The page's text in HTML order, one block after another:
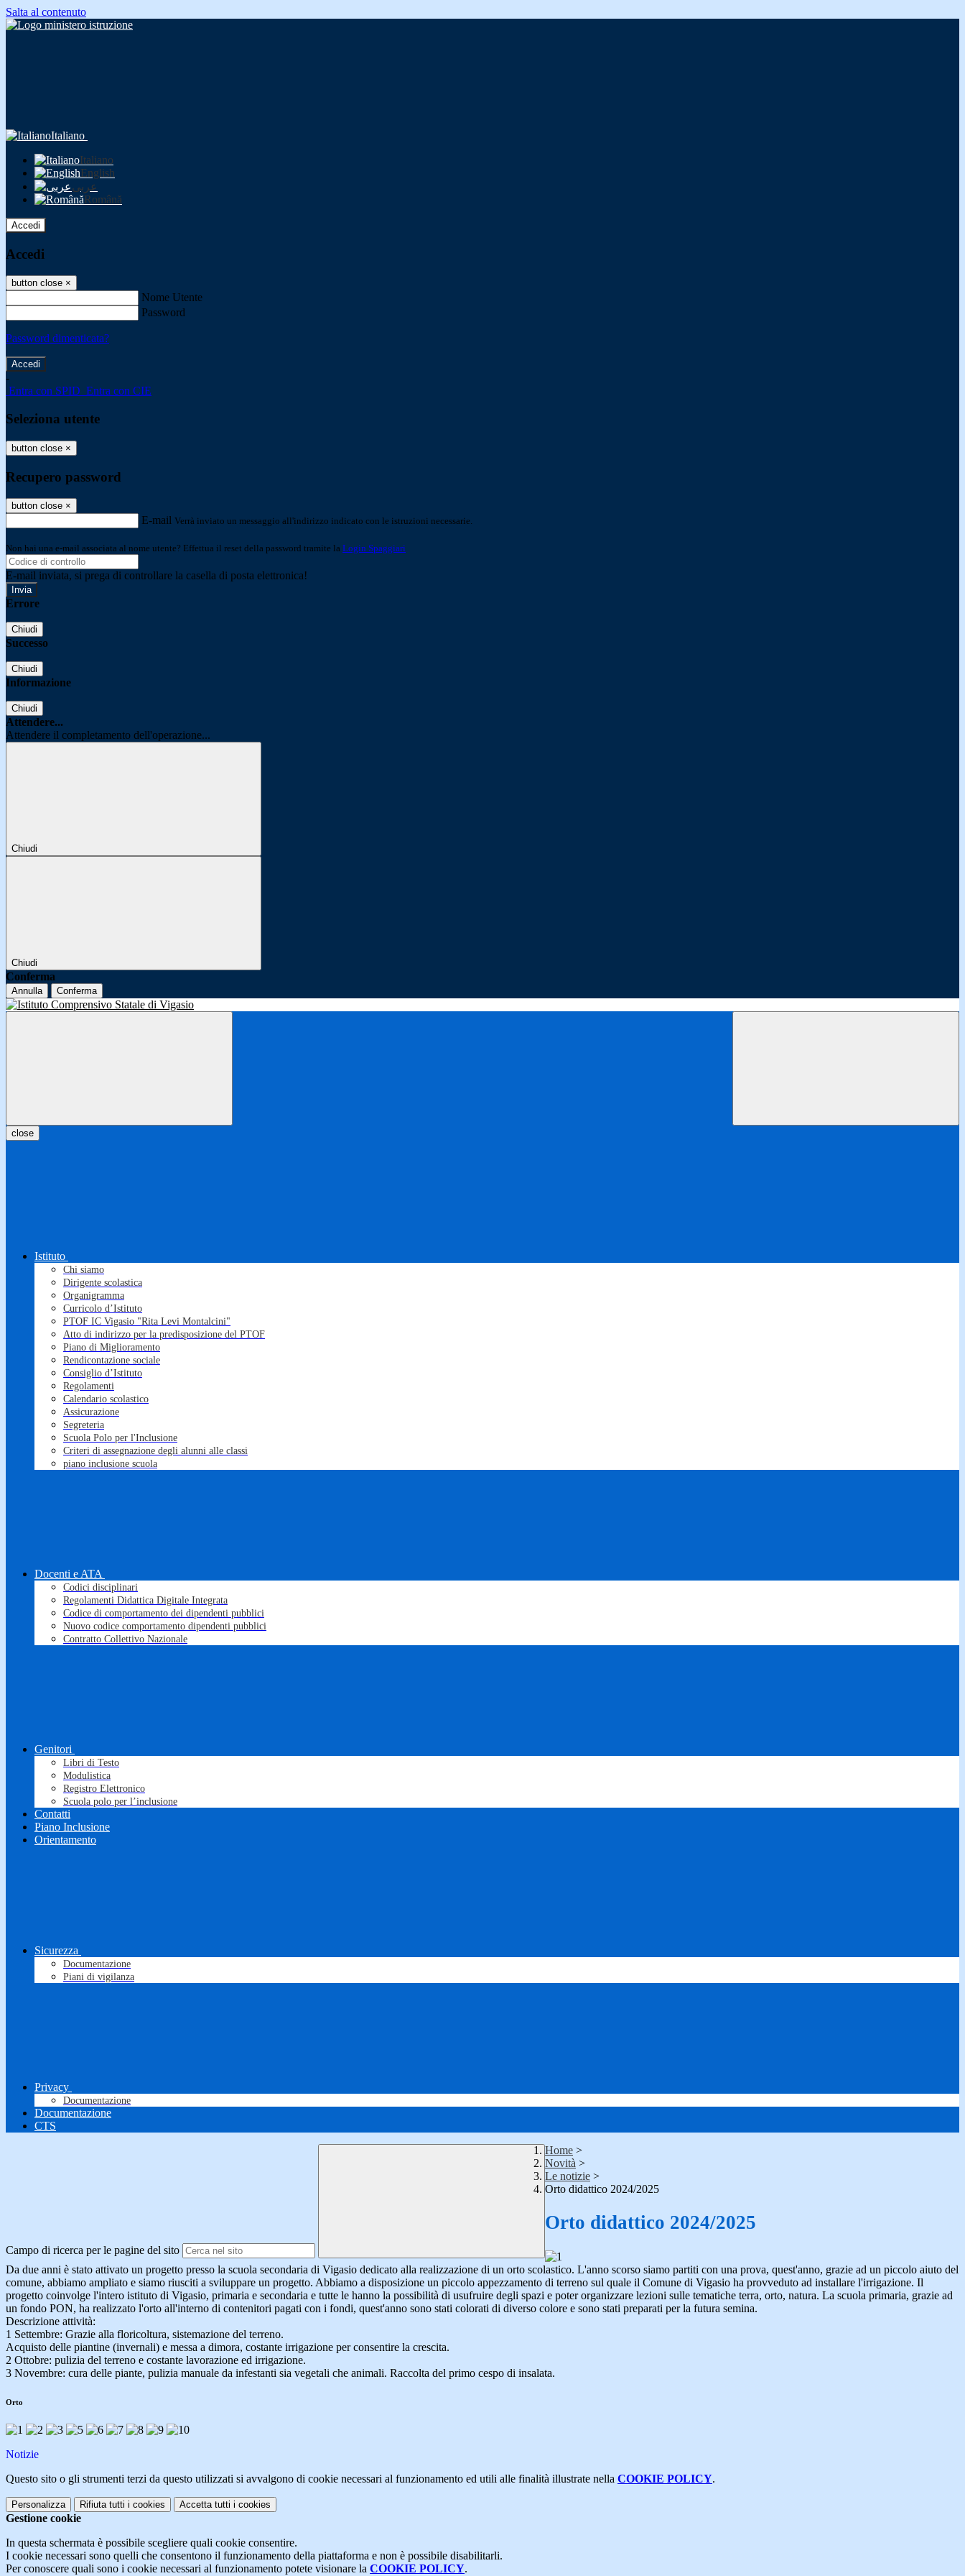
Salta al contenuto
Italiano
Italiano
English
عربى
Română
Accedi
Accedi
button close ×
Nome Utente
Password
Password dimenticata?
-
Entra con SPID Entra con CIE
Seleziona utente
button close ×
Recupero password
button close ×
E-mail Verrà inviato un messaggio all'indirizzo indicato con le istruzioni necessarie.
Non hai una e-mail associata al nome utente? Effettua il reset della password tramite la Login Spaggiari
E-mail inviata, si prega di controllare la casella di posta elettronica!
Errore
Chiudi
Successo
Chiudi
Informazione
Chiudi
Attendere...
Attendere il completamento dell'operazione...
Chiudi
Chiudi
Conferma
Annulla Conferma
close
Istituto
Chi siamo
Dirigente scolastica
Organigramma
Curricolo d’Istituto
PTOF IC Vigasio "Rita Levi Montalcini"
Atto di indirizzo per la predisposizione del PTOF
Piano di Miglioramento
Rendicontazione sociale
Consiglio d’Istituto
Regolamenti
Calendario scolastico
Assicurazione
Segreteria
Scuola Polo per l'Inclusione
Criteri di assegnazione degli alunni alle classi
piano inclusione scuola
Docenti e ATA
Codici disciplinari
Regolamenti Didattica Digitale Integrata
Codice di comportamento dei dipendenti pubblici
Nuovo codice comportamento dipendenti pubblici
Contratto Collettivo Nazionale
Genitori
Libri di Testo
Modulistica
Registro Elettronico
Scuola polo per l’inclusione
Contatti
Piano Inclusione
Orientamento
Sicurezza
Documentazione
Piani di vigilanza
Privacy
Documentazione
Documentazione
CTS
Campo di ricerca per le pagine del sito
Home >
Novità >
Le notizie >
Orto didattico 2024/2025
Orto didattico 2024/2025
Da due anni è stato attivato un progetto presso la scuola secondaria di Vigasio dedicato alla realizzazione di un orto scolastico. L'anno scorso siamo partiti con una prova, quest'anno, grazie ad un piccolo aiuto del
comune, abbiamo ampliato e siamo riusciti a sviluppare un progetto. Abbiamo a disposizione un piccolo appezzamento di terreno sul quale il Comune di Vigasio ha provveduto ad installare l'irrigazione. Il
progetto coinvolge l'intero istituto di Vigasio, primaria e secondaria e tutte le hanno la possibilità di usufruire degli spazi e poter organizzare lezioni sulle tematiche terra, orto, natura. La scuola primaria, grazie ad
un fondo PON, ha realizzato l'orto all'interno di contenitori pagati con i fondi, quest'anno sono stati colorati di diverso colore e sono stati preparati per la futura semina.
Descrizione attività:
1 Settembre: Grazie alla floricoltura, sistemazione del terreno.
Acquisto delle piantine (invernali) e messa a dimora, costante irrigazione per consentire la crescita.
2 Ottobre: pulizia del terreno e costante lavorazione ed irrigazione.
3 Novembre: cura delle piante, pulizia manuale da infestanti sia vegetali che animali. Raccolta del primo cespo di insalata.
Orto
Notizie
Questo sito o gli strumenti terzi da questo utilizzati si avvalgono di cookie necessari al funzionamento ed utili alle finalità illustrate nella COOKIE POLICY.
Personalizza Rifiuta tutti i cookies Accetta tutti i cookies
Gestione cookie
In questa schermata è possibile scegliere quali cookie consentire.
I cookie necessari sono quelli che consentono il funzionamento della piattaforma e non è possibile disabilitarli.
Per conoscere quali sono i cookie necessari al funzionamento potete visionare la COOKIE POLICY.